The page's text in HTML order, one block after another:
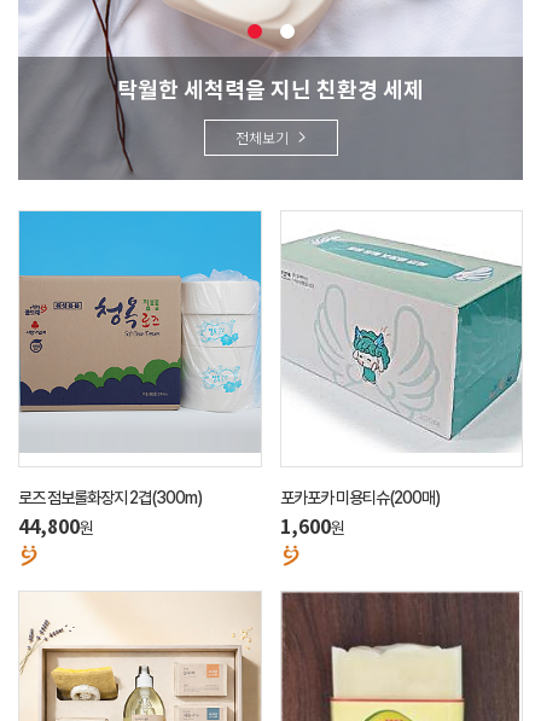
탁월한 세척력을 지닌 친환경 세제
전체보기
로즈 점보롤화장지 2겹(300m)
44,800원
포카포카 미용티슈(200매)
1,600원